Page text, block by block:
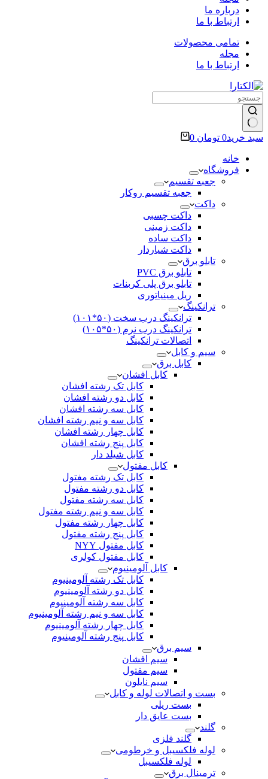
درباره ما
ارتباط با ما
تمامی محصولات
مجله
ارتباط با ما
سبد خرید0 تومان 0
خانه
فروشگاه
جعبه تقسیم
جعبه تقسیم روکار
داکت
داکت چسبی
داکت زمینی
داکت ساده
داکت شیاردار
تابلو برق
تابلو برق PVC
تابلو برق پلی کربنات
ریل مینیاتوری
ترانکینگ
ترانکینگ درب سخت (۵۰*۱۰۱)
ترانکینگ درب نرم (۵۰*۱۰۵)
اتصالات ترانکینگ
سیم و کابل
کابل برق
کابل افشان
کابل تک رشته افشان
کابل دو رشته افشان
کابل سه رشته افشان
کابل سه و نیم رشته افشان
کابل چهار رشته افشان
کابل پنج رشته افشان
کابل شیلد دار
کابل مفتول
کابل تک رشته مفتول
کابل دو رشته مفتول
کابل سه رشته مفتول
کابل سه و نیم رشته مفتول
کابل چهار رشته مفتول
کابل پنج رشته مفتول
کابل مفتول NYY
کابل مفتول کولری
کابل آلومینیوم
کابل تک رشته آلومینیوم
کابل دو رشته آلومینیوم
کابل سه رشته آلومینیوم
کابل سه و نیم رشته آلومینیوم
کابل چهار رشته آلومینیوم
کابل پنج رشته آلومینیوم
سیم برق
سیم افشان
سیم مفتول
سیم نایلون
بست و اتصالات لوله و کابل
بست ریلی
بست عایق دار
گلند
گلند فلزی
لوله فلکسیبل و خرطومی
لوله فلکسیبل
ترمینال برق